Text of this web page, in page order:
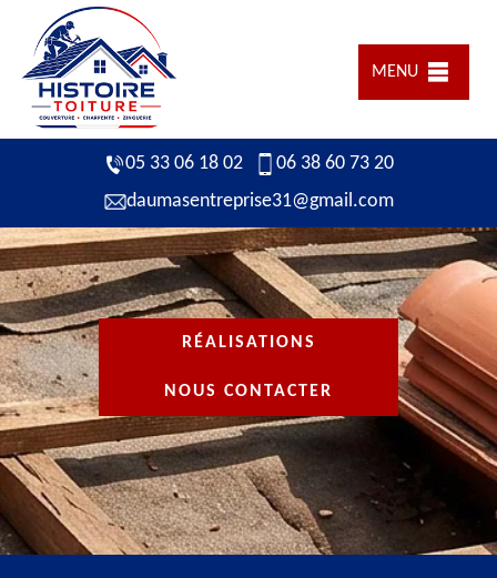
MENU
05 33 06 18 02
06 38 60 73 20
daumasentreprise31@gmail.com
RÉALISATIONS
NOUS CONTACTER